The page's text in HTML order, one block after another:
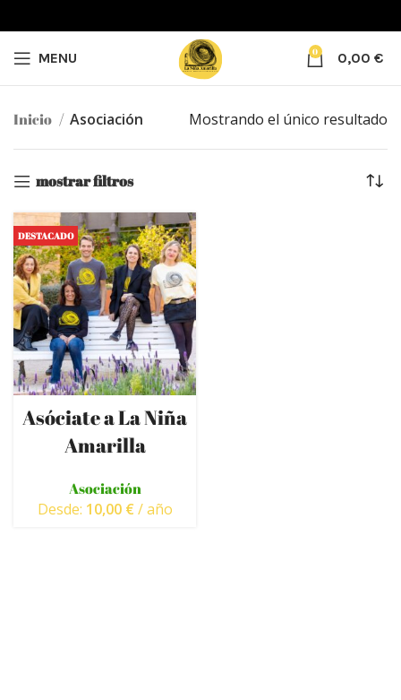
MENU 0 0,00 €
Inicio Asociación Mostrando el único resultado
mostrar filtros
DESTACADO
10€ 100€
Asóciate a La Niña
Amarilla
Asociación
Desde: 10,00 € / año